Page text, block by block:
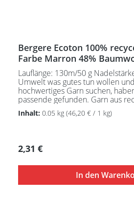
Bergere Ecoton 100%
Farbe Marron 48%
Polyacryl, 4% Div. Fasern
Lauflänge: 130m/50 g
Umwelt was gutes tun wollen
hochwertiges Garn suchen,
passende gefunden. Garn aus
Pflegeanleitung:Waschbar bei
/ Wolle(Wollschleudern / nicht
Inhalt: 0.05 kg (46,20 € / 1 kg)
Regulärer Preis:
2,31 €
In den